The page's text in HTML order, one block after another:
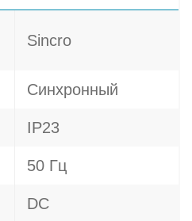
Sincro
Синхронный
IP23
50 Гц
DC